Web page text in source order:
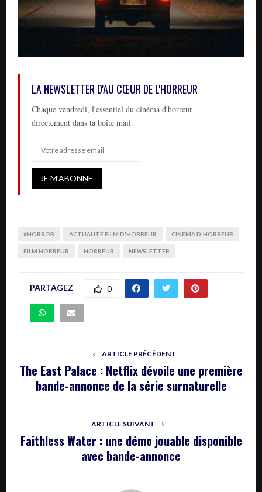
LA NEWSLETTER D'AU CŒUR DE L'HORREUR
Chaque vendredi, l'essentiel du cinéma d'horreur
directement dans ta boîte mail.
#HORROR ACTUALITÉ FILM D'HORREUR CINÉMA D'HORREUR
FILM HORREUR HORREUR NEWSLETTER
PARTAGEZ 0
ARTICLE PRÉCÉDENT
The East Palace : Netflix dévoile une première
bande-annonce de la série surnaturelle
ARTICLE SUIVANT
Faithless Water : une démo jouable disponible
avec bande-annonce